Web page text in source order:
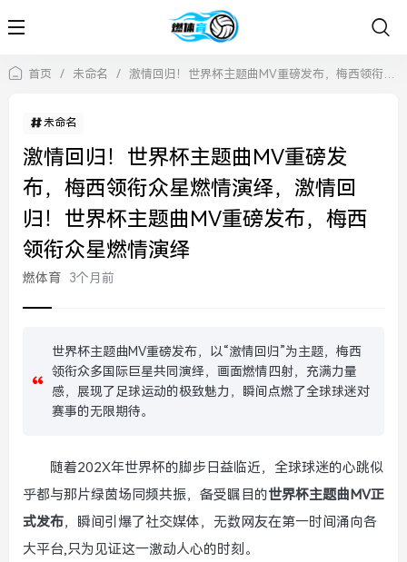
首页 / 未命名 / 激情回归！世界杯主题曲MV重磅发布，梅西领衔众星燃情演绎，激情回归！世界杯主题曲MV重磅发布，梅西领衔众星燃情演绎
未命名
激情回归！世界杯主题曲MV重磅发
布，梅西领衔众星燃情演绎，激情回
归！世界杯主题曲MV重磅发布，梅西
领衔众星燃情演绎
燃体育 3个月前
世界杯主题曲MV重磅发布，以“激情回归”为主题，梅西
领衔众多国际巨星共同演绎，画面燃情四射，充满力量
感，展现了足球运动的极致魅力，瞬间点燃了全球球迷对
赛事的无限期待。
随着202X年世界杯的脚步日益临近，全球球迷的心跳似
乎都与那片绿茵场同频共振，备受瞩目的世界杯主题曲MV正
式发布，瞬间引爆了社交媒体，无数网友在第一时间涌向各
大平台,只为见证这一激动人心的时刻。